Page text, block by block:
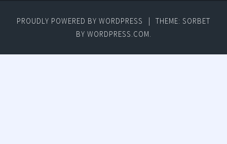
PROUDLY POWERED BY WORDPRESS
THEME: SORBET
BY WORDPRESS.COM.